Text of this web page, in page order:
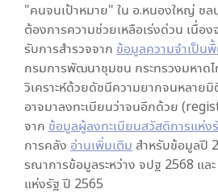
"คนจนเป้าหมาย" ใน อ.หนองใหญ่ ชล
ต้องการความช่วยเหลือเร่งด่วน เนื่อ
รับการสำรวจจาก ข้อมูลความจำเป็น
กรมการพัฒนาชุมชน กระทรวงมหาด
วิเคราะห์ด้วยดัชนีความยากจนหลายมิ
อาจมาลงทะเบียนว่าจนอีกด้วย
จาก ข้อมูลผู้ลงทะเบียนสวัสดิการแห่ง
การคลัง อ่านเพิ่มเติม สำหรับข้อมูลปี
รณาการข้อมูลระหว่าง จปฐ 2568 แล
แห่งรัฐ ปี 2565